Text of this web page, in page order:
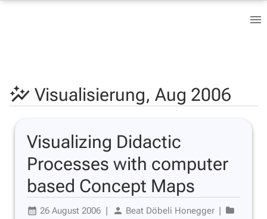
Visualisierung, Aug 2006
Visualizing Didactic
Processes with computer
based Concept Maps
26 August 2006 | Beat Döbeli Honegger |